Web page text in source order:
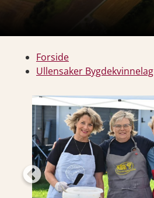
Forside
Ullensaker Bygdekvinnelag